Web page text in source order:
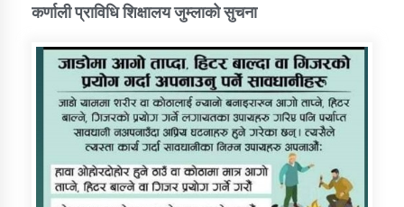
कर्णाली प्राविधि शिक्षालय जुम्लाको सुचना